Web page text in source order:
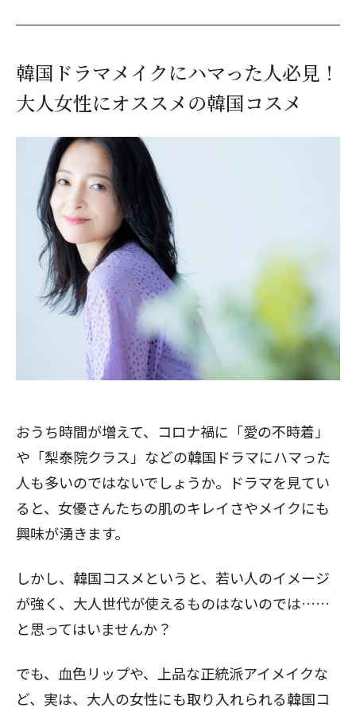
韓国ドラマメイクにハマった人必見！
大人女性にオススメの韓国コスメ
おうち時間が増えて、コロナ禍に「愛の不時着」
や「梨泰院クラス」などの韓国ドラマにハマった
人も多いのではないでしょうか。ドラマを見てい
ると、女優さんたちの肌のキレイさやメイクにも
興味が湧きます。
しかし、韓国コスメというと、若い人のイメージ
が強く、大人世代が使えるものはないのでは……
と思ってはいませんか？
でも、血色リップや、上品な正統派アイメイクな
ど、実は、大人の女性にも取り入れられる韓国コ